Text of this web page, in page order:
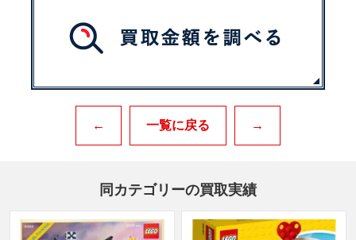
← 一覧に戻る →
同カテゴリーの買取実績